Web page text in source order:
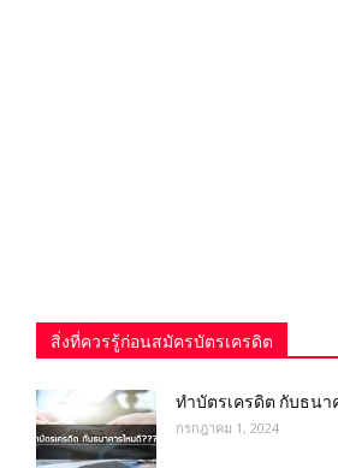
สิ่งที่ควรรู้ก่อนสมัครบัตรเครดิต
ทำบัตรเครดิต กับธนา
กรกฎาคม 1, 2024